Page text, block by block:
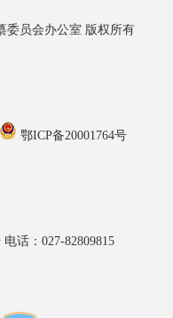
委员会办公室 版权所有
鄂ICP备20001764号
话：027-82809815